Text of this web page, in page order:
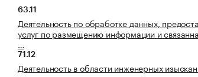
63.11
Деятельность по обработке данных,
услуг по размещению информации и
…
71.12
Деятельность в области инженерных